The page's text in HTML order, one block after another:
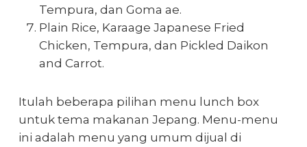
Tempura, dan Goma ae.
Plain Rice, Karaage Japanese Fried
Chicken, Tempura, dan Pickled Daikon
and Carrot.
Itulah beberapa pilihan menu lunch box
untuk tema makanan Jepang. Menu-menu
ini adalah menu yang umum dijual di